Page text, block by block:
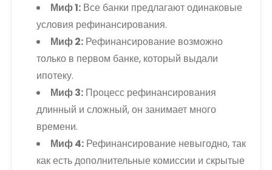
Миф 1: Все банки предлагают одинаковые
условия рефинансирования.
Миф 2: Рефинансирование возможно
только в первом банке, который выдали
ипотеку.
Миф 3: Процесс рефинансирования
длинный и сложный, он занимает много
времени.
Миф 4: Рефинансирование невыгодно, так
как есть дополнительные комиссии и скрытые